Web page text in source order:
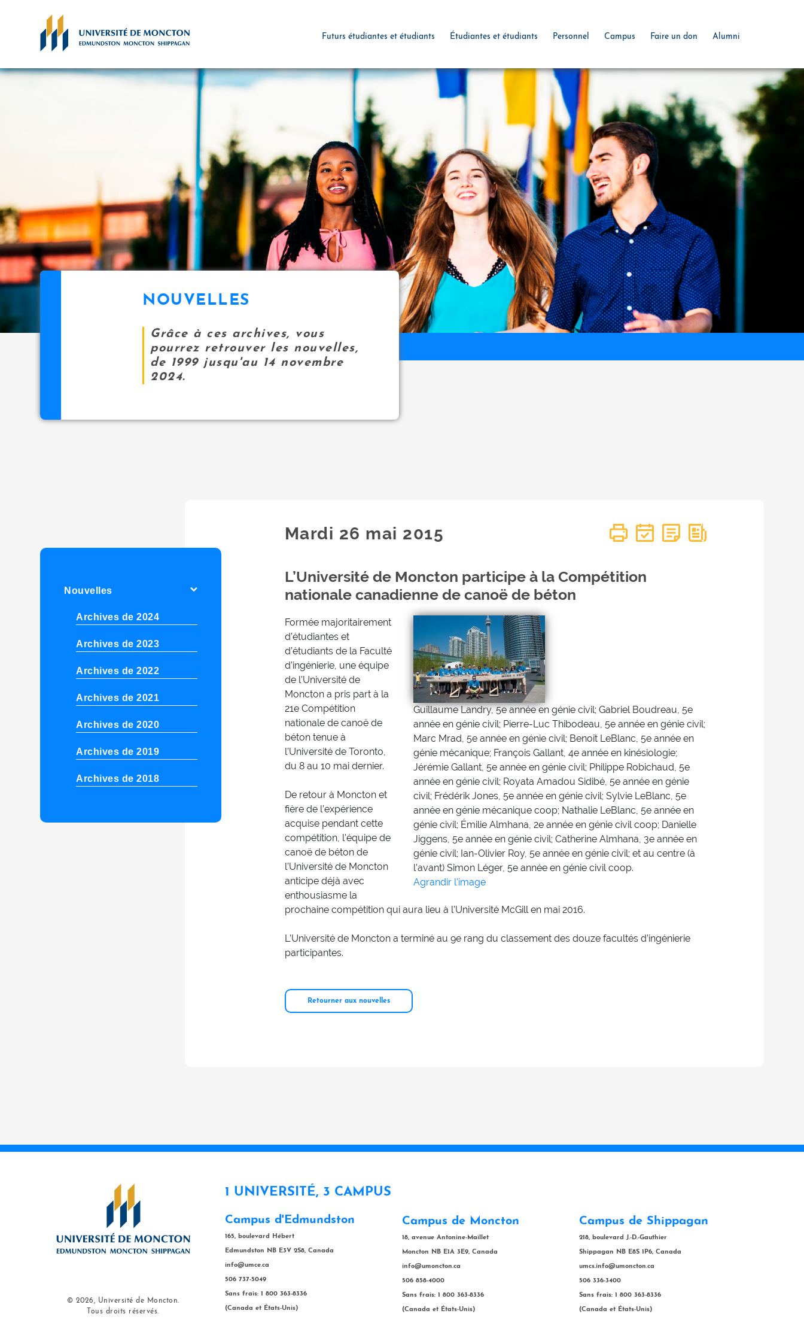
Futurs étudiantes et étudiants Étudiantes et étudiants Personnel Campus Faire un don Alumni
NOUVELLES
Grâce à ces archives, vous
pourrez retrouver les nouvelles,
de 1999 jusqu'au 14 novembre
2024.
Nouvelles
Archives de 2024
Archives de 2023
Archives de 2022
Archives de 2021
Archives de 2020
Archives de 2019
Archives de 2018
Mardi 26 mai 2015
L’Université de Moncton participe à la Compétition
nationale canadienne de canoë de béton
Guillaume Landry, 5e année en génie civil; Gabriel Boudreau, 5e
année en génie civil; Pierre-Luc Thibodeau, 5e année en génie civil;
Marc Mrad, 5e année en génie civil; Benoît LeBlanc, 5e année en
génie mécanique; François Gallant, 4e année en kinésiologie;
Jérémie Gallant, 5e année en génie civil; Philippe Robichaud, 5e
année en génie civil; Royata Amadou Sidibé, 5e année en génie
civil; Frédérik Jones, 5e année en génie civil; Sylvie LeBlanc, 5e
année en génie mécanique coop; Nathalie LeBlanc, 5e année en
génie civil; Émilie Almhana, 2e année en génie civil coop; Danielle
Jiggens, 5e année en génie civil; Catherine Almhana, 3e année en
génie civil; Ian-Olivier Roy, 5e année en génie civil; et au centre (à
l’avant) Simon Léger, 5e année en génie civil coop.
Agrandir l'image
Formée majoritairement
d’étudiantes et
d’étudiants de la Faculté
d’ingénierie, une équipe
de l’Université de
Moncton a pris part à la
21e Compétition
nationale de canoë de
béton tenue à
l’Université de Toronto,
du 8 au 10 mai dernier.
De retour à Moncton et
fière de l’expérience
acquise pendant cette
compétition, l'équipe de
canoë de béton de
l’Université de Moncton
anticipe déjà avec
enthousiasme la
prochaine compétition qui aura lieu à l’Université McGill en mai 2016.
L’Université de Moncton a terminé au 9e rang du classement des douze facultés d’ingénierie
participantes.
Retourner aux nouvelles
© 2026, Université de Moncton.
Tous droits réservés.
1 UNIVERSITÉ, 3 CAMPUS
Campus d'Edmundston
165, boulevard Hébert
Edmundston NB E3V 2S8, Canada
info@umce.ca
506 737-5049
Sans frais: 1 800 363-8336
(Canada et États-Unis)
Campus de Moncton
18, avenue Antonine-Maillet
Moncton NB E1A 3E9, Canada
info@umoncton.ca
506 858-4000
Sans frais: 1 800 363-8336
(Canada et États-Unis)
Campus de Shippagan
218, boulevard J.-D.-Gauthier
Shippagan NB E8S 1P6, Canada
umcs.info@umoncton.ca
506 336-3400
Sans frais: 1 800 363-8336
(Canada et États-Unis)